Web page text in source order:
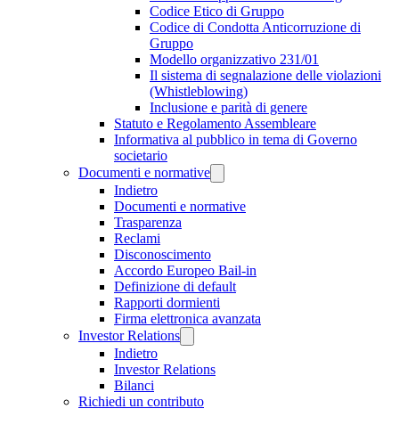
Codice Etico di Gruppo
Codice di Condotta Anticorruzione di
Gruppo
Modello organizzativo 231/01
Il sistema di segnalazione delle violazioni
(Whistleblowing)
Inclusione e parità di genere
Statuto e Regolamento Assembleare
Informativa al pubblico in tema di Governo
societario
Documenti e normative
Indietro
Documenti e normative
Trasparenza
Reclami
Disconoscimento
Accordo Europeo Bail-in
Definizione di default
Rapporti dormienti
Firma elettronica avanzata
Investor Relations
Indietro
Investor Relations
Bilanci
Richiedi un contributo